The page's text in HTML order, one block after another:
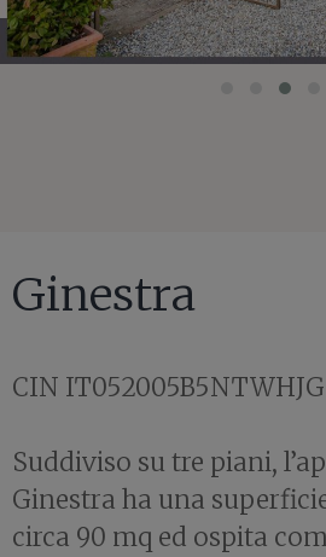
Ginestra
CIN
Suddiviso su tre piani,
Ginestra ha una
circa 90 mq ed ospita